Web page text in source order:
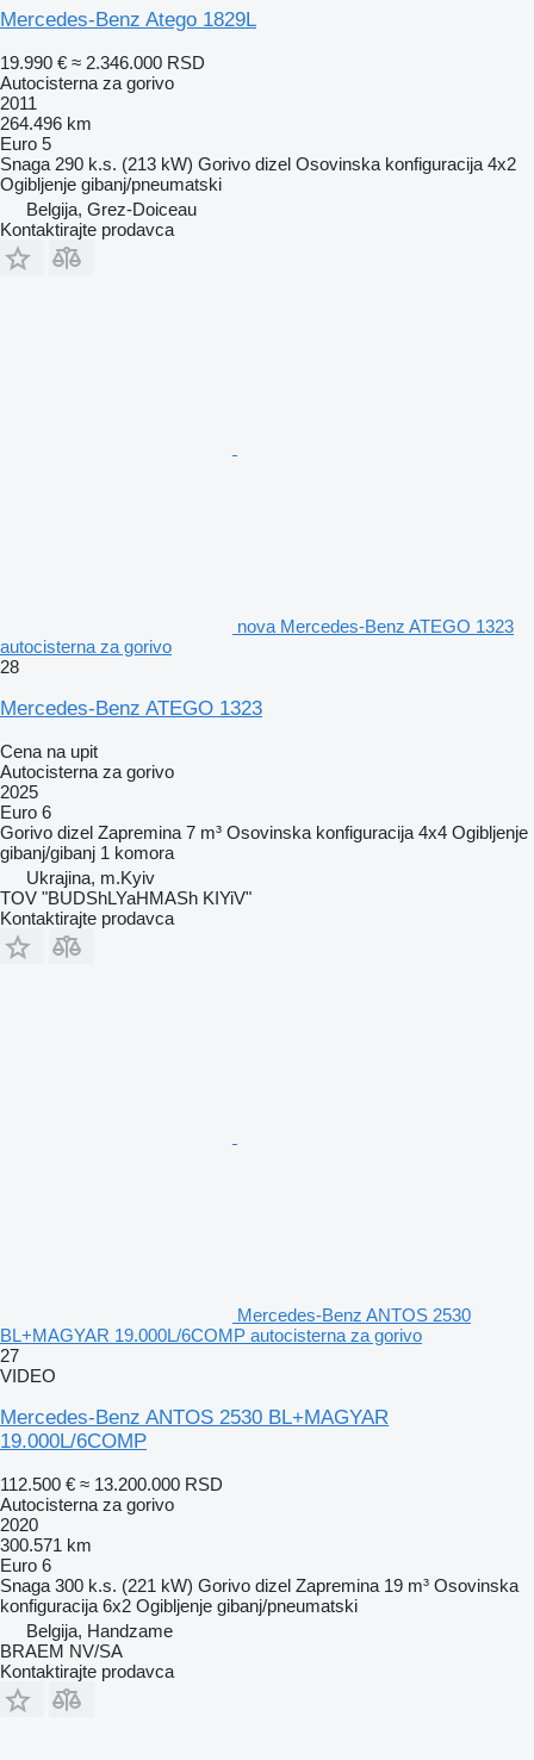
Mercedes-Benz Atego 1829L
19.990 € ≈ 2.346.000 RSD
Autocisterna za gorivo
2011
264.496 km
Euro 5
Snaga 290 k.s. (213 kW) Gorivo dizel Osovinska konfiguracija 4x2
Ogibljenje gibanj/pneumatski
Belgija, Grez-Doiceau
Kontaktirajte prodavca
nova Mercedes-Benz ATEGO 1323
autocisterna za gorivo
28
Mercedes-Benz ATEGO 1323
Cena na upit
Autocisterna za gorivo
2025
Euro 6
Gorivo dizel Zapremina 7 m³ Osovinska konfiguracija 4x4 Ogibljenje
gibanj/gibanj 1 komora
Ukrajina, m.Kyiv
TOV "BUDShLYaHMASh KIYiV"
Kontaktirajte prodavca
Mercedes-Benz ANTOS 2530
BL+MAGYAR 19.000L/6COMP autocisterna za gorivo
27
VIDEO
Mercedes-Benz ANTOS 2530 BL+MAGYAR
19.000L/6COMP
112.500 € ≈ 13.200.000 RSD
Autocisterna za gorivo
2020
300.571 km
Euro 6
Snaga 300 k.s. (221 kW) Gorivo dizel Zapremina 19 m³ Osovinska
konfiguracija 6x2 Ogibljenje gibanj/pneumatski
Belgija, Handzame
BRAEM NV/SA
Kontaktirajte prodavca